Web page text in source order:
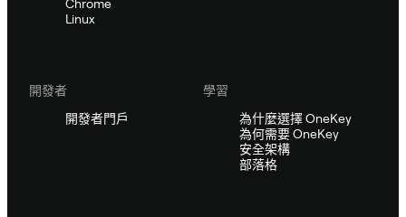
Chrome
Linux
開發者
開發者門戶
學習
為什麼選擇 OneKey
為何需要 OneKey
安全架構
部落格